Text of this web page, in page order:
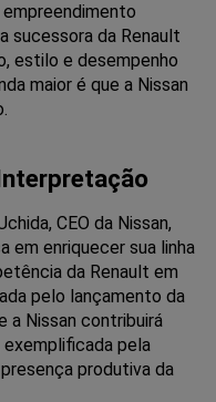
sucessora da Renault
estilo e desempenho
maior é que a Nissan
CEO da Nissan,
em enriquecer sua linha
da Renault em
pelo lançamento da
a Nissan contribuirá
pela
produtiva da